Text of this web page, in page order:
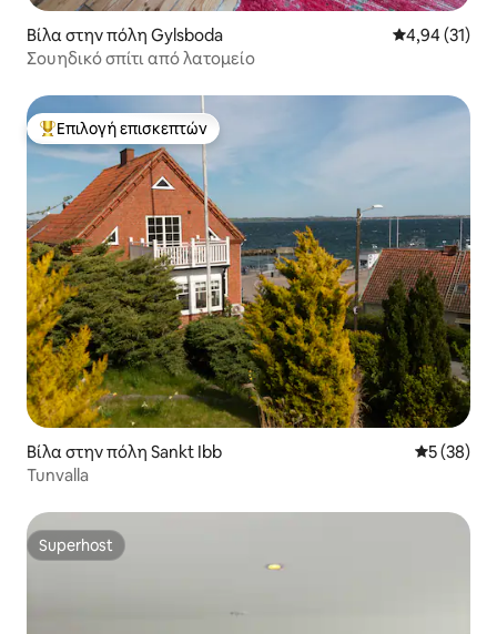
Βίλα στην πόλη Gylsboda Μέση
4,94 (31)
Σουηδικό σπίτι από λατομείο
Κορυφαία επιλογή επισκεπτών
Επιλογή επισκεπτών
Βίλα στην πόλη Sankt Ibb Μέση
5 (38)
Tunvalla
Superhost
Superhost